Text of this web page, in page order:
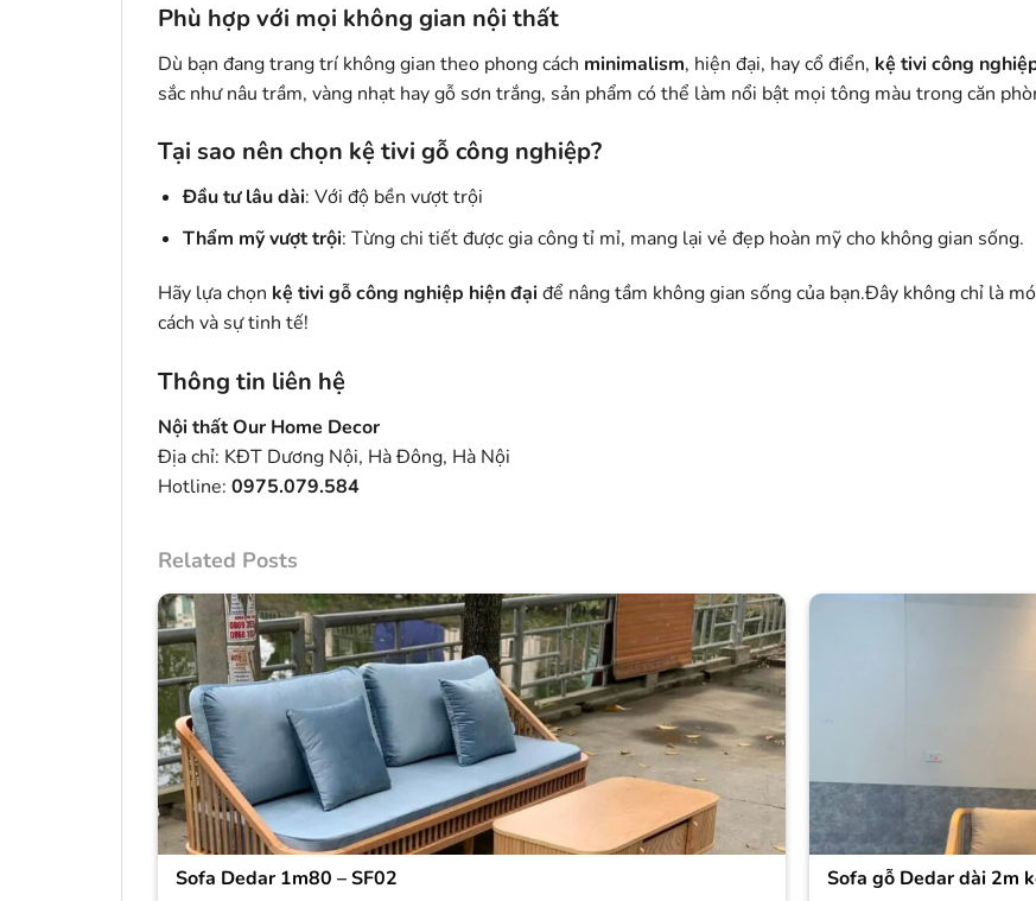
Phù hợp với mọi không gian nội thất
Dù bạn đang trang trí không gian theo phong cách minimalism, hiện đại, hay cổ điển, kệ tivi công
sắc như nâu trầm, vàng nhạt hay gỗ sơn trắng, sản phẩm có thể làm nổi bật mọi tông màu trong căn
Tại sao nên chọn kệ tivi gỗ công nghiệp?
Đầu tư lâu dài: Với độ bền vượt trội
Thẩm mỹ vượt trội: Từng chi tiết được gia công tỉ mỉ, mang lại vẻ đẹp hoàn mỹ cho không gian sống.
Hãy lựa chọn kệ tivi gỗ công nghiệp hiện đạiđể nâng tầm không gian sống của bạn.Đây không chỉ là
cách và sự tinh tế!
Thông tin liên hệ
Nội thất Our Home Decor
Địa chỉ: KĐT Dương Nội, Hà Đông, Hà Nội
Hotline: 0975.079.584
Related Posts
Sofa Dedar 1m80 – SF02 Sofa gỗ Dedar dài 2m